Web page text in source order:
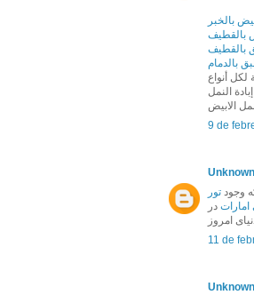
بالخبر
بالقطيف
بالقطيف
بالدمام
لكل أنواع
النمل
الابيض
9 de
Unknown
وجود تور
امارات در
امروز
11 de
Unknown